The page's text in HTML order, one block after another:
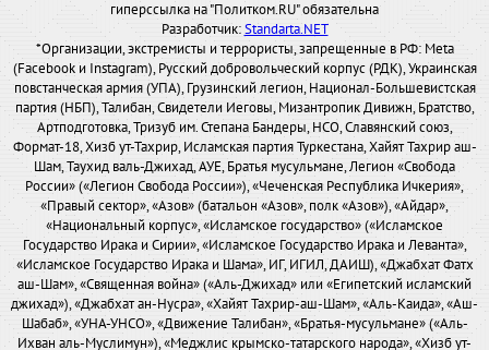
гиперссылка на "Политком.RU" обязательна
Разработчик:Standarta.NET
*Организации, экстремисты и террористы, запрещенные в РФ: Meta
(Facebook и Instagram), Русский добровольческий корпус (РДК), Украинская
повстанческая армия (УПА), Грузинский легион, Национал-Большевистская
партия (НБП), Талибан, Свидетели Иеговы, Мизантропик Дивижн, Братство,
Артподготовка, Тризуб им. Степана Бандеры, НСО, Славянский союз,
Формат-18, Хизб ут-Тахрир, Исламская партия Туркестана, Хайят Тахрир аш-
Шам, Таухид валь-Джихад, АУЕ, Братья мусульмане, Легион «Свобода
России» («Легион Свобода России»), «Чеченская Республика Ичкерия»,
«Правый сектор», «Азов» (батальон «Азов», полк «Азов»), «Айдар»,
«Национальный корпус», «Исламское государство» («Исламское
Государство Ирака и Сирии», «Исламское Государство Ирака и Леванта»,
«Исламское Государство Ирака и Шама», ИГ, ИГИЛ, ДАИШ), «Джабхат Фатх
аш-Шам», «Священная война» («Аль-Джихад» или «Египетский исламский
джихад»), «Джабхат ан-Нусра», «Хайят Тахрир-аш-Шам», «Аль-Каида», «Аш-
Шабаб», «УНА-УНСО», «Движение Талибан», «Братья-мусульмане» («Аль-
Ихван аль-Муслимун»), «Меджлис крымско-татарского народа», «Хизб ут-